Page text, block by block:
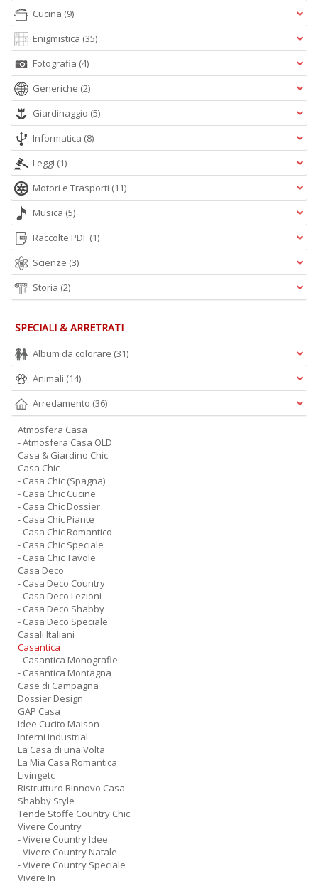
Cucina (9)
Enigmistica (35)
Fotografia (4)
Generiche (2)
Giardinaggio (5)
Informatica (8)
Leggi (1)
Motori e Trasporti (11)
Musica (5)
Raccolte PDF (1)
Scienze (3)
Storia (2)
SPECIALI & ARRETRATI
Album da colorare (31)
Animali (14)
Arredamento (36)
Atmosfera Casa
- Atmosfera Casa OLD
Casa & Giardino Chic
Casa Chic
- Casa Chic (Spagna)
- Casa Chic Cucine
- Casa Chic Dossier
- Casa Chic Piante
- Casa Chic Romantico
- Casa Chic Speciale
- Casa Chic Tavole
Casa Deco
- Casa Deco Country
- Casa Deco Lezioni
- Casa Deco Shabby
- Casa Deco Speciale
Casali Italiani
Casantica
- Casantica Monografie
- Casantica Montagna
Case di Campagna
Dossier Design
GAP Casa
Idee Cucito Maison
Interni Industrial
La Casa di una Volta
La Mia Casa Romantica
Livingetc
Ristrutturo Rinnovo Casa
Shabby Style
Tende Stoffe Country Chic
Vivere Country
- Vivere Country Idee
- Vivere Country Natale
- Vivere Country Speciale
Vivere In